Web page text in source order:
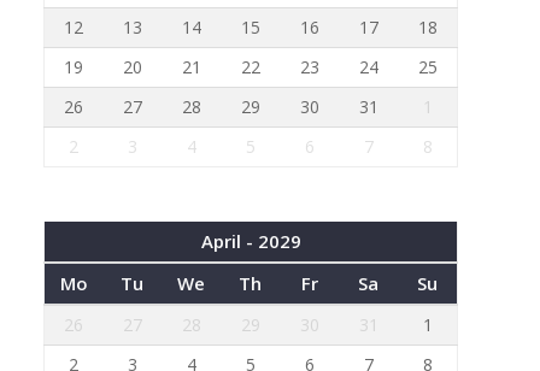
12
13 14 15 16 17
18
19
20 21 22 23 24
25
26
27 28 29 30 31
1
2
3 4 5 6 7 8
April - 2029
Mo
Tu We Th Fr Sa Su
26 27 28 29 30 31
1
2
3 4 5 6 7
8